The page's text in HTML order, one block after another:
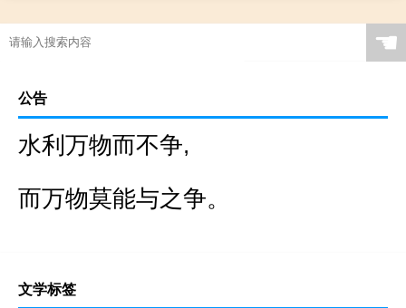
☚
公告
水利万物而不争,
而万物莫能与之争。
文学标签